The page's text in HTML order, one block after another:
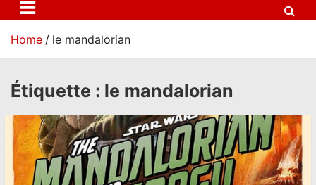
t
Home le mandalorian
Étiquette : le mandalorian